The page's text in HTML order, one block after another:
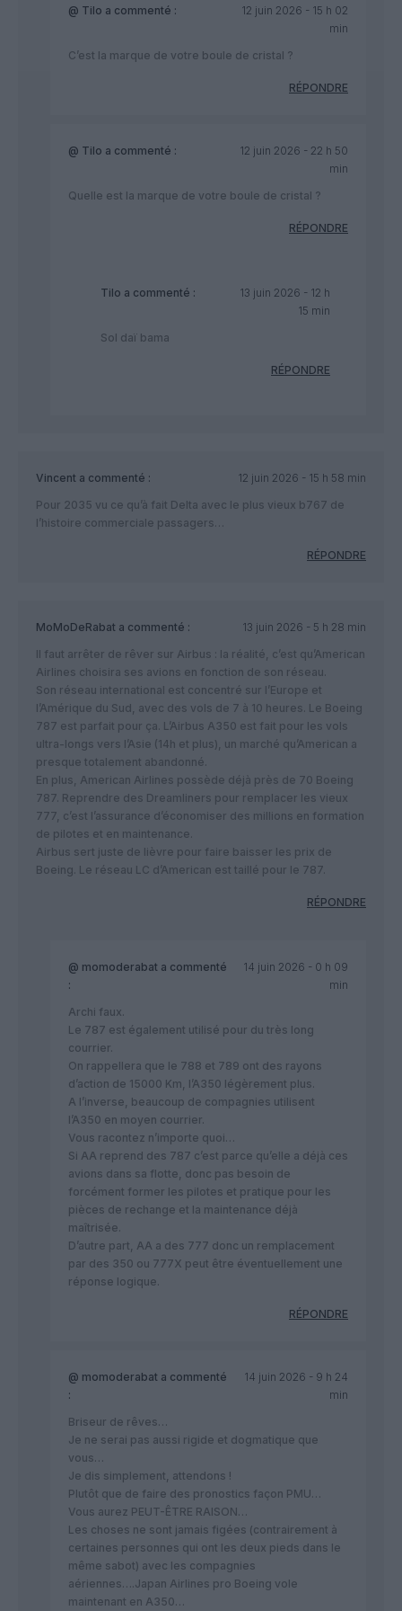
@ Tilo a commenté :
12 juin 2026 - 15 h 02
min
C’est la marque de votre boule de cristal ?
RÉPONDRE
@ Tilo a commenté :
12 juin 2026 - 22 h 50
min
Quelle est la marque de votre boule de cristal ?
RÉPONDRE
Tilo a commenté :
13 juin 2026 - 12 h
15 min
Sol daï bama
RÉPONDRE
Vincent a commenté :
12 juin 2026 - 15 h 58 min
Pour 2035 vu ce qu’à fait Delta avec le plus vieux b767 de
l’histoire commerciale passagers…
RÉPONDRE
MoMoDeRabat a commenté :
13 juin 2026 - 5 h 28 min
Il faut arrêter de rêver sur Airbus : la réalité, c’est qu’American
Airlines choisira ses avions en fonction de son réseau.
​Son réseau international est concentré sur l’Europe et
l’Amérique du Sud, avec des vols de 7 à 10 heures. Le Boeing
787 est parfait pour ça. L’Airbus A350 est fait pour les vols
ultra-longs vers l’Asie (14h et plus), un marché qu’American a
presque totalement abandonné.
​En plus, American Airlines possède déjà près de 70 Boeing
787. Reprendre des Dreamliners pour remplacer les vieux
777, c’est l’assurance d’économiser des millions en formation
de pilotes et en maintenance.
​Airbus sert juste de lièvre pour faire baisser les prix de
Boeing. Le réseau LC d’American est taillé pour le 787.
RÉPONDRE
@ momoderabat a commenté
:
14 juin 2026 - 0 h 09
min
Archi faux.
Le 787 est également utilisé pour du très long
courrier.
On rappellera que le 788 et 789 ont des rayons
d’action de 15000 Km, l’A350 légèrement plus.
A l’inverse, beaucoup de compagnies utilisent
l’A350 en moyen courrier.
Vous racontez n’importe quoi…
Si AA reprend des 787 c’est parce qu’elle a déjà ces
avions dans sa flotte, donc pas besoin de
forcément former les pilotes et pratique pour les
pièces de rechange et la maintenance déjà
maîtrisée.
D’autre part, AA a des 777 donc un remplacement
par des 350 ou 777X peut être éventuellement une
réponse logique.
RÉPONDRE
@ momoderabat a commenté
:
14 juin 2026 - 9 h 24
min
Briseur de rêves…
Je ne serai pas aussi rigide et dogmatique que
vous…
Je dis simplement, attendons !
Plutôt que de faire des pronostics façon PMU…
Vous aurez PEUT-ÊTRE RAISON…
Les choses ne sont jamais figées (contrairement à
certaines personnes qui ont les deux pieds dans le
même sabot) avec les compagnies
aériennes….Japan Airlines pro Boeing vole
maintenant en A350…